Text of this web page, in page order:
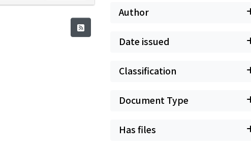
Author
Date issued
Classification
Document Type
Has files